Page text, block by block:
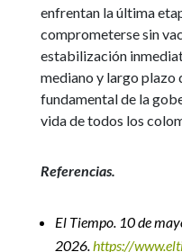
enfrentan la última
comprometerse sin
estabilización
mediano y largo plazo
fundamental de la
vida de todos los
Referencias.
El Tiempo. 10 de
2026.https://